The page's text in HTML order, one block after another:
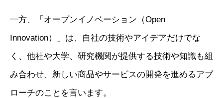
一方、「オープンイノベーション（Open
Innovation）」は、自社の技術やアイデアだけでな
く、他社や大学、研究機関が提供する技術や知識も組
み合わせ、新しい商品やサービスの開発を進めるアプ
ローチのことを言います。